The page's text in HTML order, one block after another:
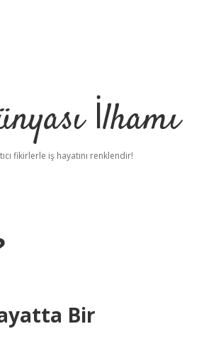
İlhamı
fikirlerle iş hayatını renklendir!
Bir